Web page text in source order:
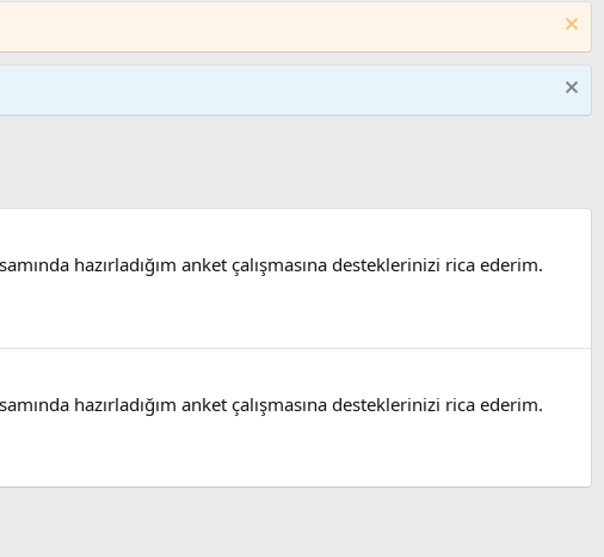
hazırladığım anket çalışmasına desteklerinizi rica ederim.
hazırladığım anket çalışmasına desteklerinizi rica ederim.